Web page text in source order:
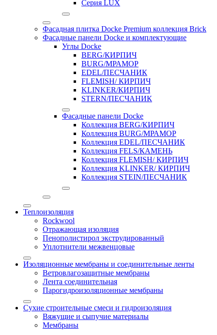
Серия LUX
Фасадная плитка Docke Premium коллекция Brick
Фасадные панели Docke и комплектующие
Углы Docke
BERG/КИРПИЧ
BURG/МРАМОР
EDEL/ПЕСЧАНИК
FLEMISH/ КИРПИЧ
KLINKER/КИРПИЧ
STERN/ПЕСЧАНИК
Фасадные панели Docke
Коллекция BERG/КИРПИЧ
Коллекция BURG/МРАМОР
Коллекция EDEL/ПЕСЧАНИК
Коллекция FELS/КАМЕНЬ
Коллекция FLEMISH/ КИРПИЧ
Коллекция KLINKER/ КИРПИЧ
Коллекция STEIN/ПЕСЧАНИК
Теплоизоляция
Rockwool
Отражающая изоляция
Пенополистирол экструдированный
Уплотнители межвенцовые
Изоляционные мембраны и соединительные ленты
Ветровлагозащитные мембраны
Лента соединительная
Парогидроизоляционные мембраны
Сухие строительные смеси и гидроизоляция
Вяжущие и сыпучие материалы
Мембраны